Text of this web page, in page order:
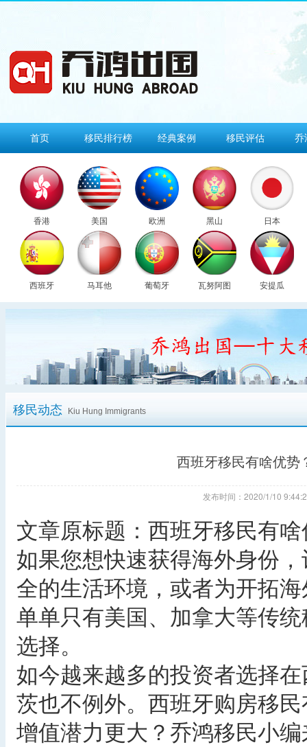
首页 移民排行榜 经典案例 移民评估 乔
香港 美国 欧洲 黑山 日本
西班牙 马耳他 葡萄牙 瓦努阿图 安提瓜
移民动态 Kiu Hung Immigrants
西班牙移民有啥优势
发布时间：2020/1/10
文章原标题：西班牙移民有
如果您想快速获得海外身份
全的生活环境，或者为开拓
单单只有美国、加拿大等传
选择。
如今越来越多的投资者选择
茨也不例外。西班牙购房移
增值潜力更大？乔鸿移民小